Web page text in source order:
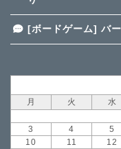
[ボードゲーム] バ
月
火 水
3
4 5
10
11 12